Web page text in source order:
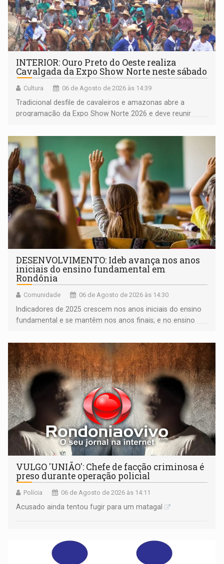
INTERIOR: Ouro Preto do Oeste realiza
Cavalgada da Expo Show Norte neste sábado
Cultura 06 de Agosto de 2026 às 14:39
Tradicional desfile de cavaleiros e amazonas abre a
programação da Expo Show Norte 2026 e deve reunir
DESENVOLVIMENTO: Ideb avança nos anos
iniciais do ensino fundamental em
Rondônia
Comunidade 06 de Agosto de 2026 às 14:30
Indicadores de 2025 crescem nos anos iniciais do ensino
fundamental e se mantêm nos anos finais; e no ensino
VULGO 'UNIÃO': Chefe de facção criminosa é
preso durante operação policial
Polícia 06 de Agosto de 2026 às 14:11
Acusado ainda tentou fugir para um matagal